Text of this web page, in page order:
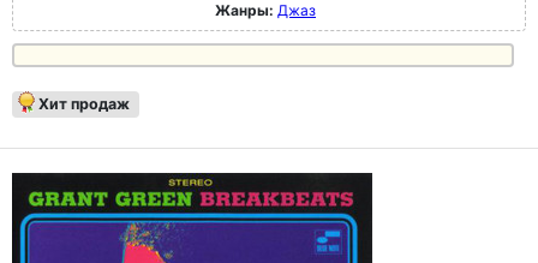
Жанры: Джаз
Хит продаж